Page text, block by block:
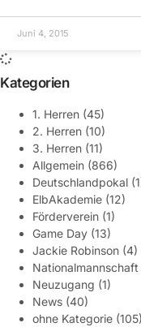
Juni 4, 2015
Kategorien
1. Herren (45)
2. Herren (10)
3. Herren (11)
Allgemein (866)
Deutschlandpokal
ElbAkademie (12)
Förderverein (1)
Game Day (13)
Jackie Robinson (4)
Nationalmannschaft
Neuzugang (1)
News (40)
ohne Kategorie (105)